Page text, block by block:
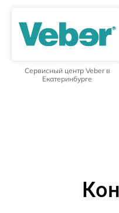
Сервисный центр Veber в
Екатеринбурге